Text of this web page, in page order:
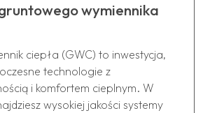
wymiennika
ciepła (GWC) to inwestycja,
technologie z
i komfortem cieplnym. W
wysokiej jakości systemy